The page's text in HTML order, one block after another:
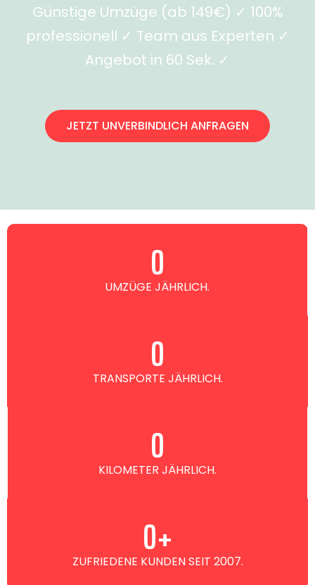
Günstige Umzüge (ab 149€) ✓ 100%
professionell ✓ Team aus Experten ✓
Angebot in 60 Sek. ✓
JETZT UNVERBINDLICH ANFRAGEN
UMZÜGE JÄHRLICH.
0
TRANSPORTE JÄHRLICH.
0
KILOMETER JÄHRLICH.
0
ZUFRIEDENE KUNDEN SEIT 2007.
0+